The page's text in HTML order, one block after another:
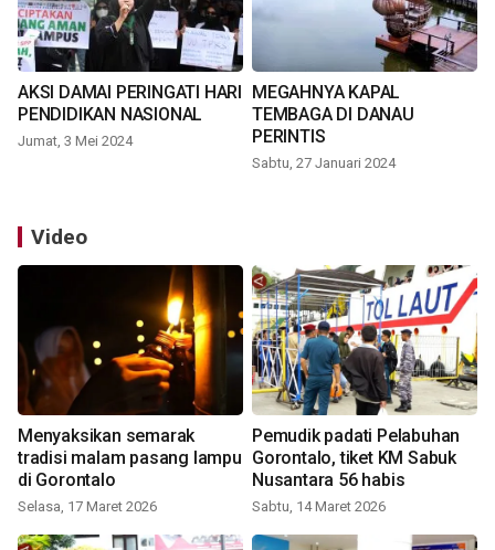
AKSI DAMAI PERINGATI HARI
PENDIDIKAN NASIONAL
Jumat, 3 Mei 2024
MEGAHNYA KAPAL
TEMBAGA DI DANAU
PERINTIS
Sabtu, 27 Januari 2024
Video
Menyaksikan semarak
tradisi malam pasang lampu
di Gorontalo
Selasa, 17 Maret 2026
Pemudik padati Pelabuhan
Gorontalo, tiket KM Sabuk
Nusantara 56 habis
Sabtu, 14 Maret 2026